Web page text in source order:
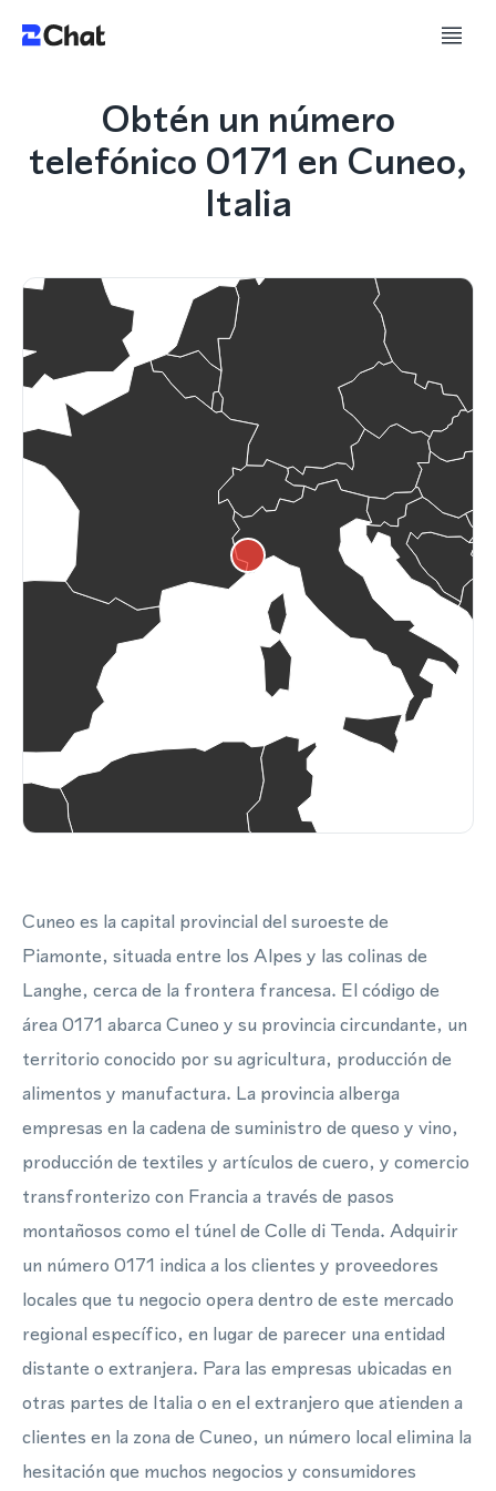
Obtén un número
telefónico 0171 en Cuneo,
Italia
Cuneo es la capital provincial del suroeste de
Piamonte, situada entre los Alpes y las colinas de
Langhe, cerca de la frontera francesa. El código de
área 0171 abarca Cuneo y su provincia circundante, un
territorio conocido por su agricultura, producción de
alimentos y manufactura. La provincia alberga
empresas en la cadena de suministro de queso y vino,
producción de textiles y artículos de cuero, y comercio
transfronterizo con Francia a través de pasos
montañosos como el túnel de Colle di Tenda. Adquirir
un número 0171 indica a los clientes y proveedores
locales que tu negocio opera dentro de este mercado
regional específico, en lugar de parecer una entidad
distante o extranjera. Para las empresas ubicadas en
otras partes de Italia o en el extranjero que atienden a
clientes en la zona de Cuneo, un número local elimina la
hesitación que muchos negocios y consumidores